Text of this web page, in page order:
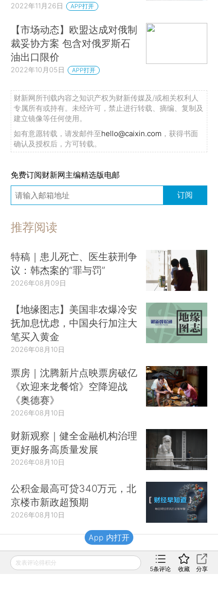
2022年11月26日 APP打开
【市场动态】欧盟达成对俄制
裁妥协方案 包含对俄罗斯石
油出口限价
2022年10月05日 APP打开
财新网所刊载内容之知识产权为财新传媒及/或相关权利人
专属所有或持有。未经许可，禁止进行转载、摘编、复制及
建立镜像等任何使用。
如有意愿转载，请发邮件至hello@caixin.com ，获得书面
确认及授权后，方可转载。
免费订阅财新网主编精选版电邮
订阅
推荐阅读
特稿｜患儿死亡、医生获刑争
议：韩杰案的“罪与罚”
2026年08月09日
【地缘图志】美国非农爆冷安
抚加息忧虑，中国央行加注大
笔买入黄金
2026年08月10日
票房｜沈腾新片点映票房破亿
《欢迎来龙餐馆》空降迎战
《奥德赛》
2026年08月10日
财新观察｜健全金融机构治理
更好服务高质量发展
2026年08月10日
公积金最高可贷340万元，北
京楼市新政超预期
2026年08月10日
财新移动
发表评论得积分
5条评论 收藏 分享
App 内打开